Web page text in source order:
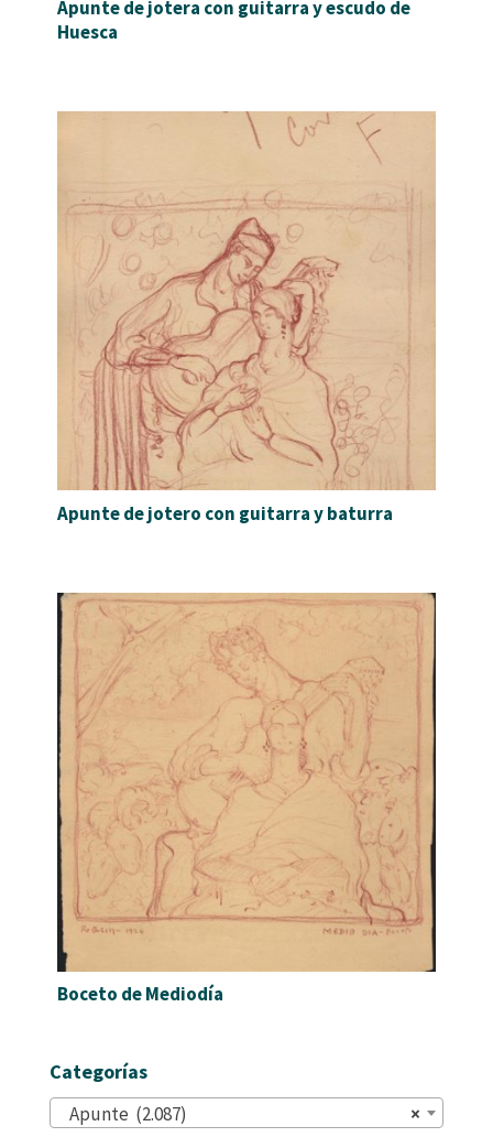
Apunte de jotera con guitarra y escudo de
Huesca
Apunte de jotero con guitarra y baturra
Boceto de Mediodía
Categorías
×
Apunte (2.087)